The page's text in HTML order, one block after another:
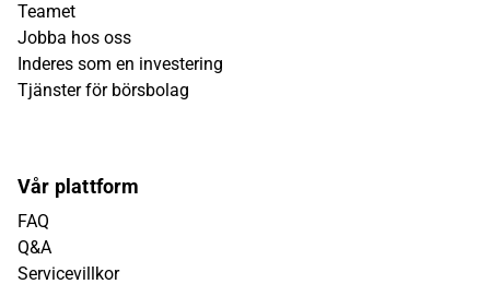
Teamet
Jobba hos oss
Inderes som en investering
Tjänster för börsbolag
Vår plattform
FAQ
Q&A
Servicevillkor